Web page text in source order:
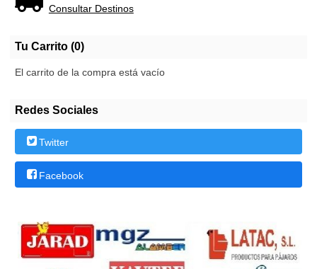
Consultar Destinos
Tu Carrito (0)
El carrito de la compra está vacío
Redes Sociales
Twitter
Facebook